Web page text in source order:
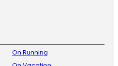
On Running